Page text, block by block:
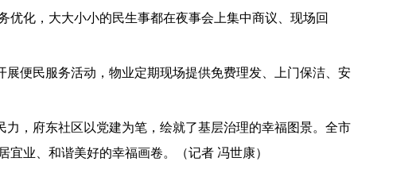
化，大大小小的民生事都在夜事会上集中商议、现场回
便民服务活动，物业定期现场提供免费理发、上门保洁、安
，府东社区以党建为笔，绘就了基层治理的幸福图景。全市
业、和谐美好的幸福画卷。（记者 冯世康）